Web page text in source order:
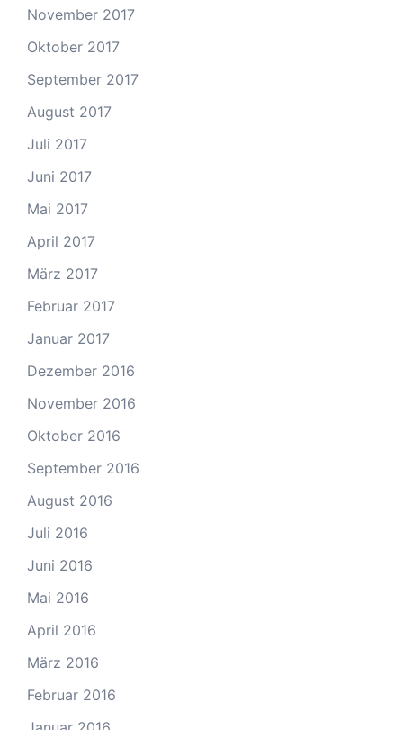
November 2017
Oktober 2017
September 2017
August 2017
Juli 2017
Juni 2017
Mai 2017
April 2017
März 2017
Februar 2017
Januar 2017
Dezember 2016
November 2016
Oktober 2016
September 2016
August 2016
Juli 2016
Juni 2016
Mai 2016
April 2016
März 2016
Februar 2016